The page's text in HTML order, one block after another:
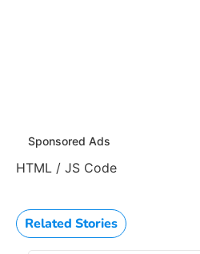
Sponsored Ads
HTML / JS Code
Related Stories